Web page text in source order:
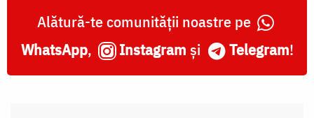
Alătură-te comunității noastre pe
WhatsApp, Instagram și Telegram!